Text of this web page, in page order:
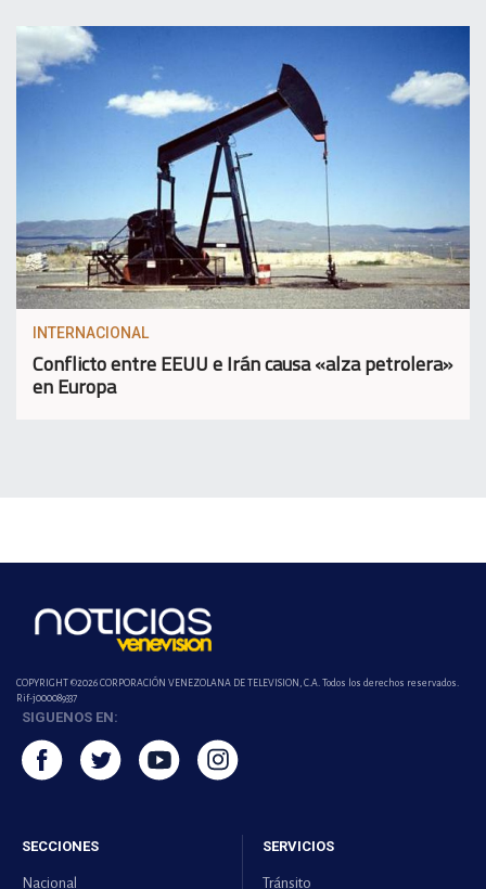
INTERNACIONAL
Conflicto entre EEUU e Irán causa «alza petrolera»
en Europa
COPYRIGHT ©2026 CORPORACIÓN VENEZOLANA DE TELEVISION, C.A. Todos los derechos reservados.
Rif-j000089337
SIGUENOS EN:
SECCIONES
Nacional
SERVICIOS
Tránsito